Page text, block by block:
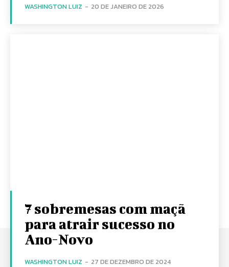
WASHINGTON LUIZ - 20 DE JANEIRO DE 2026
7 sobremesas com maçã
para atrair sucesso no
Ano-Novo
WASHINGTON LUIZ - 27 DE DEZEMBRO DE 2024